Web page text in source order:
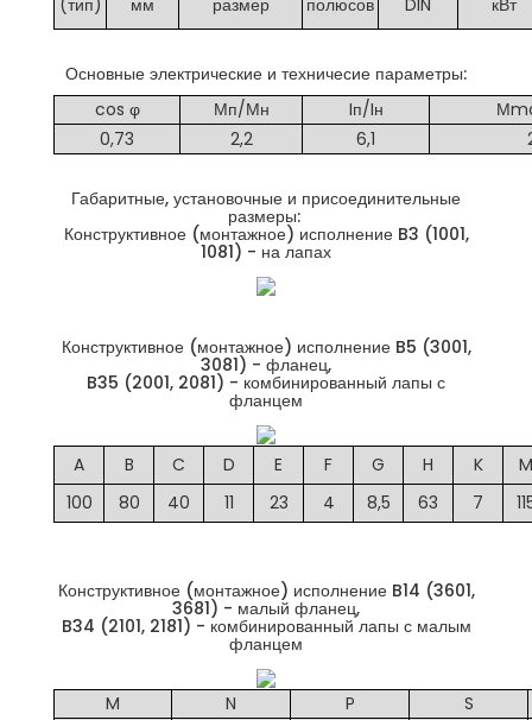
(тип) мм размер полюсов DIN кВт
Основные электрические и техничесие параметры:
cos φ
Мп/Мн Iп/Iн
0,73
2,2 6,1
Габаритные, установочные и присоединительные
размеры:
Конструктивное (монтажное) исполнение B3 (1001,
1081) - на лапах
Конструктивное (монтажное) исполнение B5 (3001,
3081) - фланец,
B35 (2001, 2081) - комбинированный лапы с
фланцем
A B C D E F G H K
M
100
80 40 11 23 4 8,5 63 7
Конструктивное (монтажное) исполнение B14 (3601,
3681) - малый фланец,
B34 (2101, 2181) - комбинированный лапы с малым
фланцем
M N P
S